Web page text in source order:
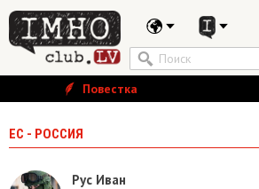
Повестка
ЕС - РОССИЯ
Рус Иван